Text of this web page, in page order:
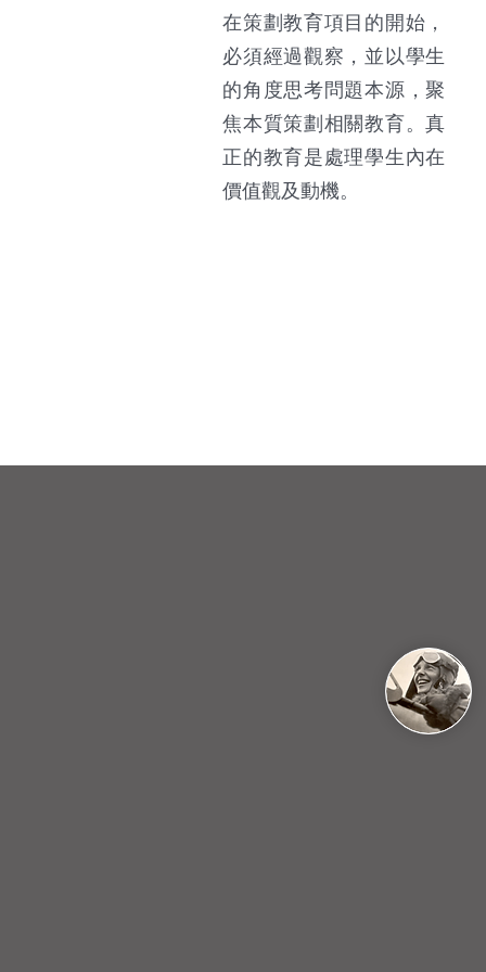
在策劃教育項目的開始，
必須經過觀察，並以學生
的角度思考問題本源，聚
焦本質策劃相關教育。真
正的教育是處理學生內在
價值觀及動機。